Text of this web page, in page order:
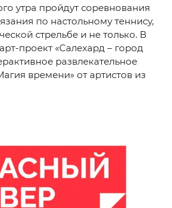
утра пройдут соревнования
по настольному теннису,
стрельбе и не только. В
проект «Салехард – город
развлекательное
времени» от артистов из